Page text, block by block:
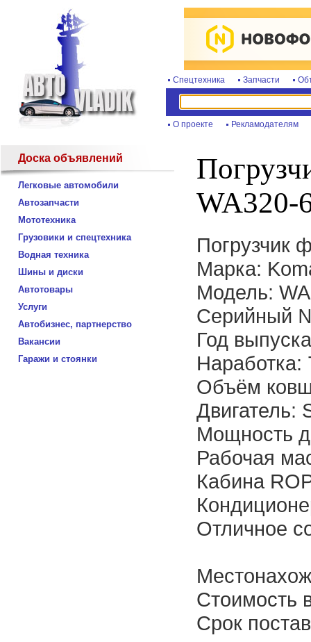
Спецтехника Запчасти
О проекте Рекламодателям
Доска объявлений
Легковые автомобили
Автозапчасти
Мототехника
Грузовики и спецтехника
Водная техника
Шины и диски
Автотовары
Услуги
Автобизнес, партнерство
Вакансии
Гаражи и стоянки
WA320-
Погрузчик
Марка:
Модель:
Серийный
Год
Наработка:
Объём
Двигатель:
Мощность
Рабочая
Кабина
Отличное
Стоимость
Срок